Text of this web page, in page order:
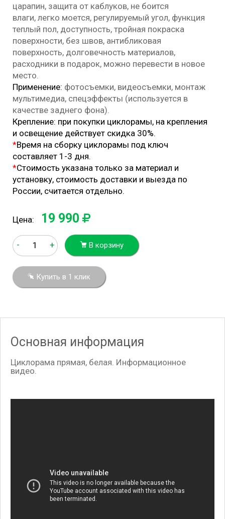
царапин, защита от каблуков, не боится
влаги, легко моется, регулируемый угол, функция
теплый пол, доступность, тройная покраска
поверхности, без швов, антибликовая
поверхность, долговечность материалов,
расходники в подарок, можно перевести в новое
место.
Применение: фотосъемки, видеосъемки, монтаж
мультимедиа, спецэффекты (используется в
качестве заднего фона).
Крепление: при покупки циклорамы, на крепления
и освещение действует скидка 30%.
*Время на сборку циклорамы под ключ
составляет 1-3 дня.
*Стоимость указана только за материал и
установку, стоимость доставки и выезда по
России, считается отдельно.
Цена: 19 990
- + В корзину
Купить в 1 клик
Основная информация
Циклорама прямая, белая. Информационное
видео.